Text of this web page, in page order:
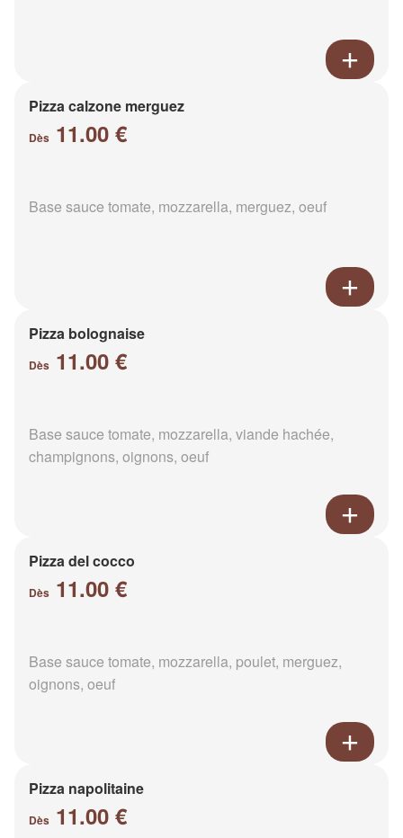
Pizza calzone merguez
Dès 11.00 €
Base sauce tomate, mozzarella, merguez, oeuf
Pizza bolognaise
Dès 11.00 €
Base sauce tomate, mozzarella, viande hachée,
champignons, oignons, oeuf
Pizza del cocco
Dès 11.00 €
Base sauce tomate, mozzarella, poulet, merguez,
oignons, oeuf
Pizza napolitaine
Dès 11.00 €